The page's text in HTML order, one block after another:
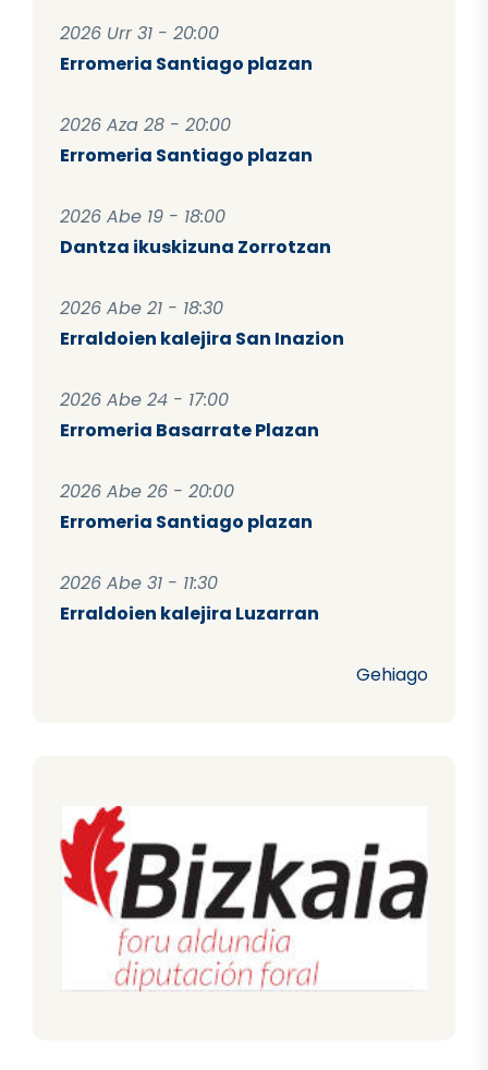
2026 Urr 31 - 20:00
Erromeria Santiago plazan
2026 Aza 28 - 20:00
Erromeria Santiago plazan
2026 Abe 19 - 18:00
Dantza ikuskizuna Zorrotzan
2026 Abe 21 - 18:30
Erraldoien kalejira San Inazion
2026 Abe 24 - 17:00
Erromeria Basarrate Plazan
2026 Abe 26 - 20:00
Erromeria Santiago plazan
2026 Abe 31 - 11:30
Erraldoien kalejira Luzarran
Gehiago